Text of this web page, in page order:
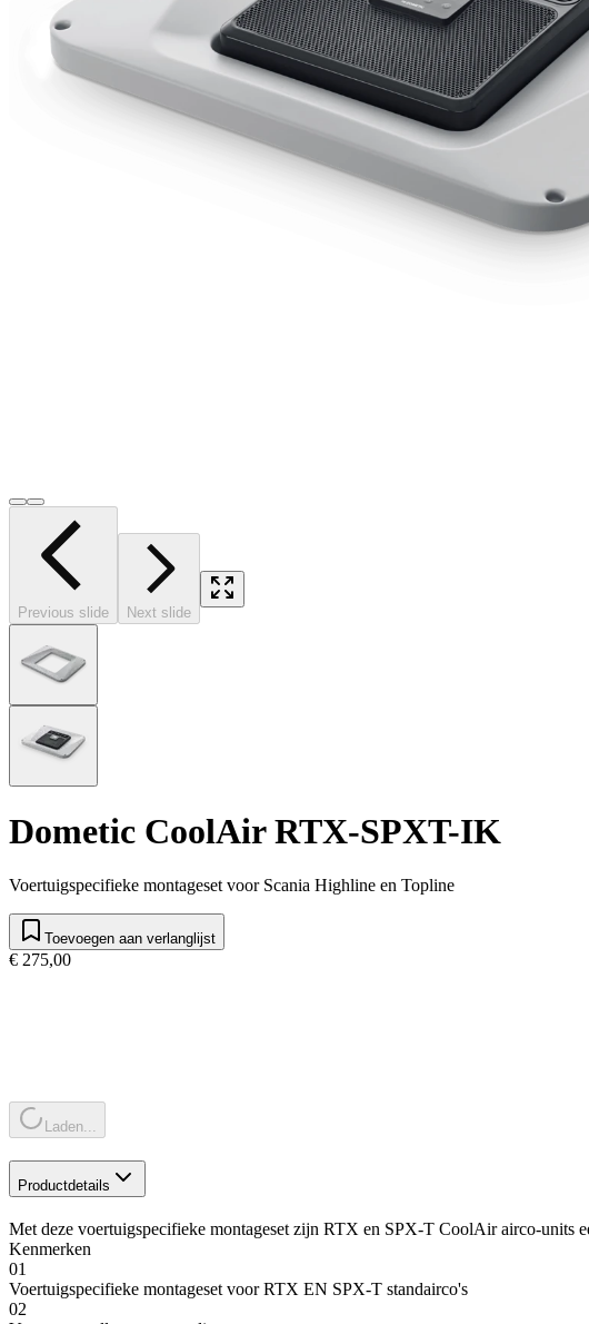
Previous slide Next slide
Dometic CoolAir RTX-SPXT-IK
Voertuigspecifieke montageset voor Scania Highline en Topline
Toevoegen aan verlanglijst
€ 275,00
Laden...
Productdetails
Met deze voertuigspecifieke montageset zijn RTX en SPX-T CoolAir airco-units
Kenmerken
01
Voertuigspecifieke montageset voor RTX EN SPX-T standairco's
02